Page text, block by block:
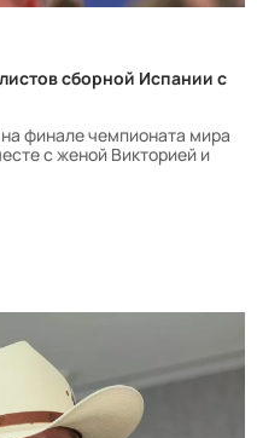
сборной Испании с
финале чемпионата мира
с женой Викторией и